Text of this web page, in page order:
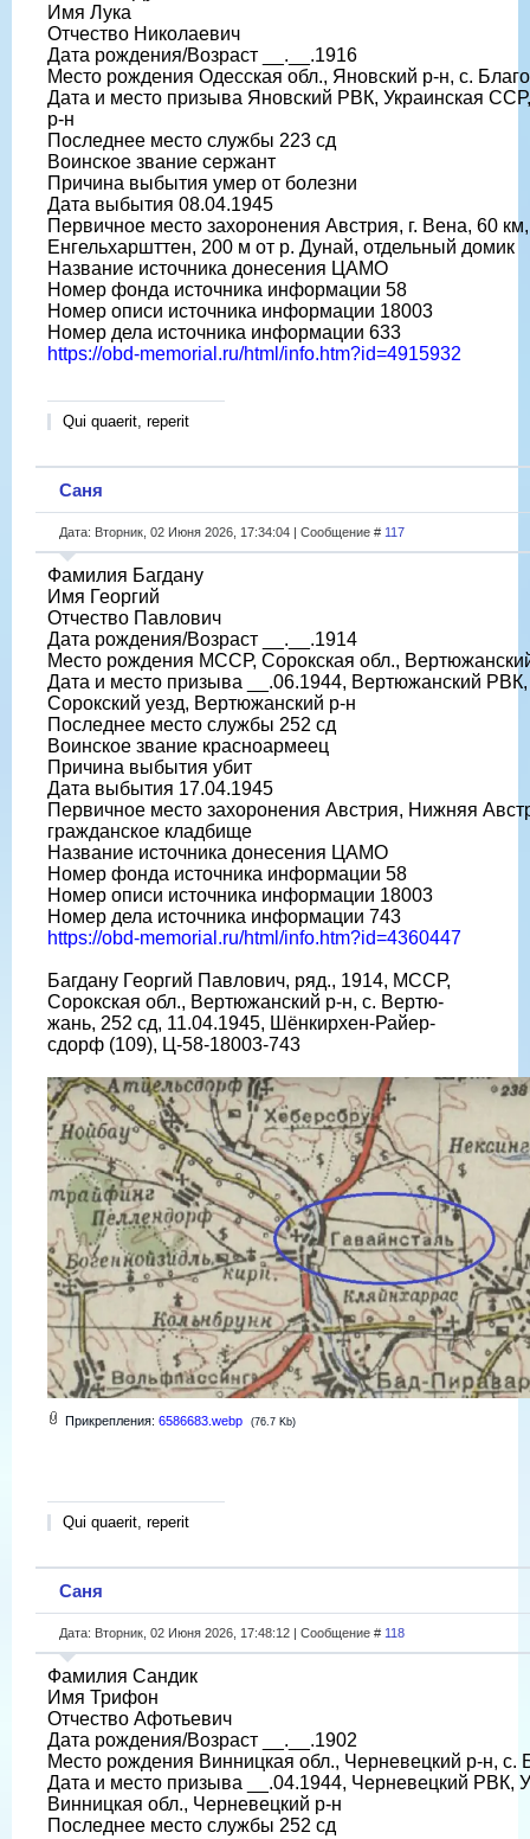
Имя Лука
Отчество Николаевич
Дата рождения/Возраст __.__.1916
Место рождения Одесская обл., Яновский р-н, с.
Дата и место призыва Яновский РВК, Украинская
р-н
Последнее место службы 223 сд
Воинское звание сержант
Причина выбытия умер от болезни
Дата выбытия 08.04.1945
Первичное место захоронения Австрия, г. Вена, 60
Енгельхаршттен, 200 м от р. Дунай, отдельный домик
Название источника донесения ЦАМО
Номер фонда источника информации 58
Номер описи источника информации 18003
Номер дела источника информации 633
https://obd-memorial.ru/html/info.htm?id=4915932
Qui quaerit, reperit
Саня
Дата: Вторник, 02 Июня 2026, 17:34:04 | Сообщение # 117
Фамилия Багдану
Имя Георгий
Отчество Павлович
Дата рождения/Возраст __.__.1914
Место рождения МССР, Сорокская обл.,
Дата и место призыва __.06.1944, Вертюжанский
Сорокский уезд, Вертюжанский р-н
Последнее место службы 252 сд
Воинское звание красноармеец
Причина выбытия убит
Дата выбытия 17.04.1945
Первичное место захоронения Австрия, Нижняя
гражданское кладбище
Название источника донесения ЦАМО
Номер фонда источника информации 58
Номер описи источника информации 18003
Номер дела источника информации 743
https://obd-memorial.ru/html/info.htm?id=4360447
Багдану Георгий Павлович, ряд., 1914, МССР,
Сорокская обл., Вертюжанский р-н, с. Вертю-
жань, 252 сд, 11.04.1945, Шёнкирхен-Райер-
сдорф (109), Ц-58-18003-743
Прикрепления: 6586683.webp (76.7 Kb)
Qui quaerit, reperit
Саня
Дата: Вторник, 02 Июня 2026, 17:48:12 | Сообщение # 118
Фамилия Сандик
Имя Трифон
Отчество Афотьевич
Дата рождения/Возраст __.__.1902
Место рождения Винницкая обл., Черневецкий р-н, с.
Дата и место призыва __.04.1944, Черневецкий РВК,
Винницкая обл., Черневецкий р-н
Последнее место службы 252 сд